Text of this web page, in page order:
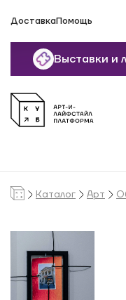
ДоставкаПомощь
Выставки и
Каталог Арт